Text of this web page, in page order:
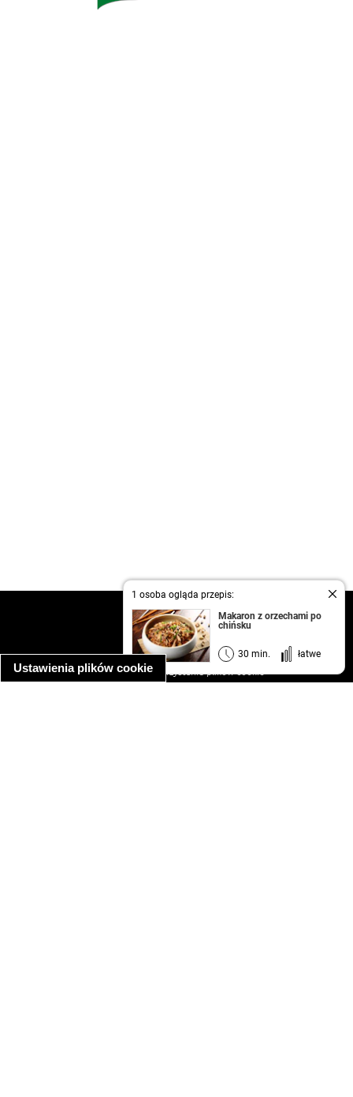
Ustawienia plików cookie
1 osoba ogląda przepis:
Makaron z orzechami po
chińsku
30 min. łatwe
kontakt
regulamin
informacja o prywatności
informacja o wykorzystaniu plików cookie